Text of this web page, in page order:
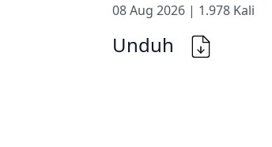
08 Aug 2026 | 1.978 Kali
Unduh